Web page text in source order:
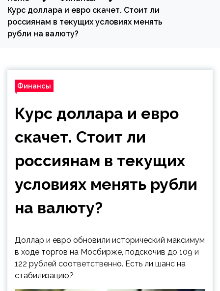
Курс доллара и евро скачет. Стоит ли
россиянам в текущих условиях менять
рубли на валюту?
Финансы
Курс доллара и евро
скачет. Стоит ли
россиянам в текущих
условиях менять рубли
на валюту?
Доллар и евро обновили исторический максимум
в ходе торгов на Мосбирже, подскочив до 109 и
122 рублей соответственно. Есть ли шанс на
стабилизацию?